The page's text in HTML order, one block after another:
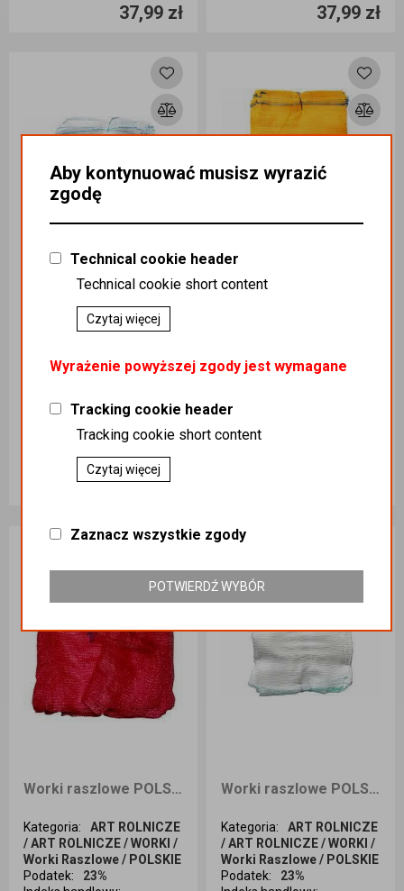
37,99 zł 37,99 zł
/ ART ROLNICZE / WORKI /
Podatek:
23%
Indeks handlowy:
Opa001160
37,99 zł
/ ART ROLNICZE / WORKI /
Indeks handlowy
Opa001163
Worki raszlowe POLSKIE BORDO 50X80 30KG A`100
Kategoria:
ART ROLNICZE
/ ART ROLNICZE / WORKI /
Worki Raszlowe / POLSKIE
Podatek:
23%
Worki raszlowe POLSKIE BIAŁE 50X80 30KG A`100
Kategoria:
ART ROLNICZE
/ ART ROLNICZE / WORKI /
Worki Raszlowe / POLSKIE
Podatek:
23%
Aby kontynuować musisz wyrazić
zgodę
Technical cookie header
Technical cookie short content
Czytaj więcej
Wyrażenie powyższej zgody jest wymagane
Tracking cookie header
Tracking cookie short content
Czytaj więcej
Zaznacz wszystkie zgody
POTWIERDŹ WYBÓR